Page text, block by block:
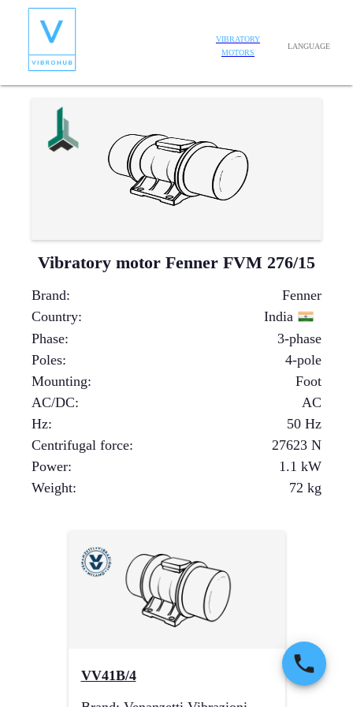
VIBRATORY
MOTORS
LANGUAGE
Vibratory motor Fenner FVM 276/15
Brand:
Fenner
Country:
India
Phase:
3-phase
Poles:
4-pole
Mounting:
Foot
AC/DC:
AC
Hz:
50 Hz
Centrifugal force: 27623 N
Power: 1.1 kW
Weight: 72 kg
VV41B/4